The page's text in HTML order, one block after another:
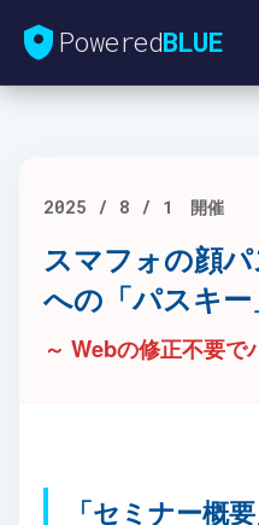
PoweredBLUE
2025 / 8 / 1 開催
スマフォの顔
への「パスキー
～ Webの修正不要
「セミナー概要